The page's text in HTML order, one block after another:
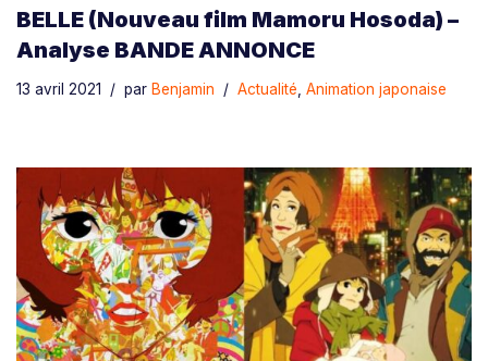
BELLE (Nouveau film Mamoru Hosoda) –
Analyse BANDE ANNONCE
13 avril 2021 par Benjamin Actualité Animation japonaise